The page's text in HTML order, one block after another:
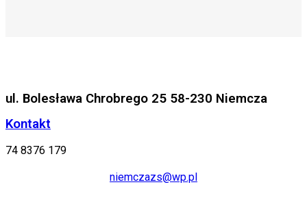
ul. Bolesława Chrobrego 25 58-230 Niemcza
Kontakt
74 8376 179
niemczazs@wp.pl